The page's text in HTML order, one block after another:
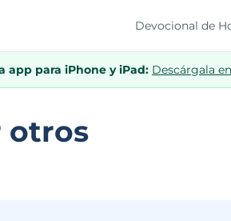
Devocional de
app para iPhone y iPad: Descárgala
otros